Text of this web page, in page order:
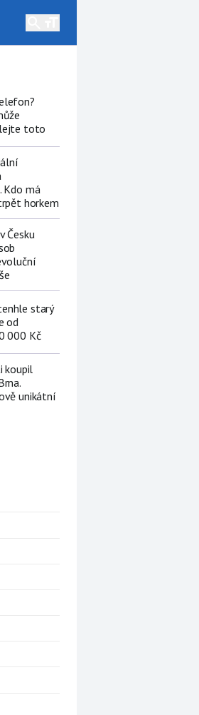
toto
Kdo má
horkem
Česku
starý
od
000 Kč
koupil
unikátní